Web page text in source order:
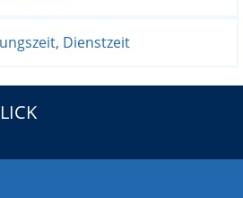
Dienstzeit